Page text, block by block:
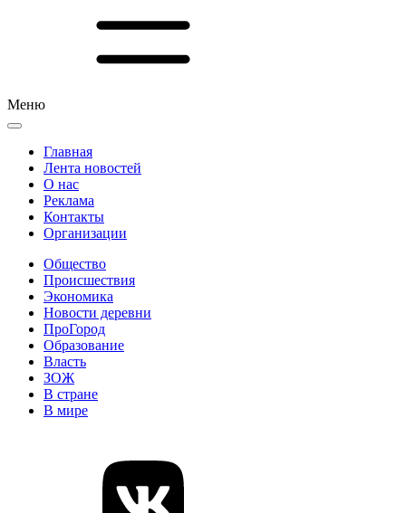
Меню
Главная
Лента новостей
О нас
Реклама
Контакты
Организации
Общество
Происшествия
Экономика
Новости деревни
ПроГород
Образование
Власть
ЗОЖ
В стране
В мире